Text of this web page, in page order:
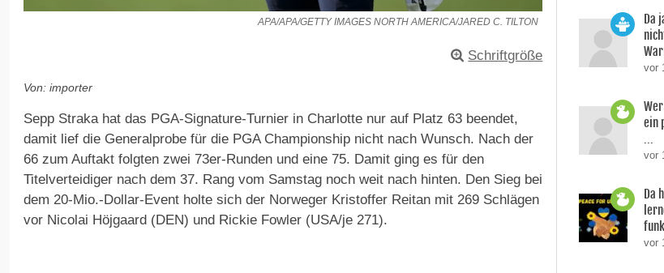
APA/APA/GETTY IMAGES NORTH AMERICA/JARED C. TILTON
Schriftgröße
Von: importer
Sepp Straka hat das PGA-Signature-Turnier in Charlotte nur auf Platz 63 beendet,
damit lief die Generalprobe für die PGA Championship nicht nach Wunsch. Nach der
66 zum Auftakt folgten zwei 73er-Runden und eine 75. Damit ging es für den
Titelverteidiger nach dem 37. Rang vom Samstag noch weit nach hinten. Den Sieg bei
dem 20-Mio.-Dollar-Event holte sich der Norweger Kristoffer Reitan mit 269 Schlägen
vor Nicolai Höjgaard (DEN) und Rickie Fowler (USA/je 271).
Da
vor
ein
...
vor
Da
vor